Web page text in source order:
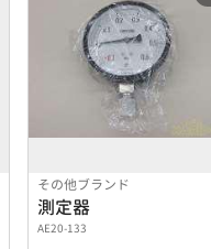
その他ブランド
測定器
AE20-133